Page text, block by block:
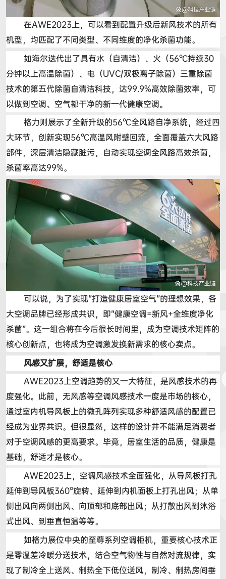
在AWE2023上，可以看到配置升级后新风技术的所有
机型，均匹配了不同类型、不同维度的净化杀菌功能。
如海尔迭代出了具有水（自清洁）、火（56℃持续30
分钟以上高温除菌）、电（UVC/双极离子除菌）三重除菌
技术的第五代除菌自清洁科技，达99.9%高效除菌效率，可
以做到空调、空气都干净的新一代健康空调。
格力则展示了全新升级的56℃全风路自净系统，经过四
大环节，创新实现56℃高温风附壁回流，全面覆盖六大风路
部件，深层清洁隐藏脏污，自动实现空调全风路高效杀菌，
杀菌率高达99%。
可以说，为了实现“打造健康居室空气”的理想效果，各
大空调品牌已经形成共识，即“健康空调=新风+全维度净化
杀菌”。这一组合将在今后很长时间里，成为空调技术矩阵的
核心创新点，也将成为空调激发换新需求的核心卖点。
风感又扩展，舒适是核心
AWE2023上空调趋势的又一大特征， 是风感技术的再
度强化。此前，无风感等空调风感技术一度是市场的核心，
通过室内机导风板上的微孔阵列实现多种舒适风感的配置已
经成为业界共识。但很显然，这样的设计并不能满足消费者
对于空调风感的更高要求。 毕竟，居室生活的品质，健康是
基础，舒适才是核心。
AWE2023上， 空调风感技术全面强化，从导风板打孔
延伸到导风板360°旋转、延伸到内机面板上打孔出风；从单
侧出风向两侧出风、向顶部和底部出风；从打散出风到沐浴
式出风、到垂直恒温等等。
如格力展位中央的至尊系列空调柜机，重要核心技术正
是零温差冷暖分送技术，结合空气物性与自然对流规律，实
现了制冷全上送风、制热全下低位送风，制冷、制热房间垂